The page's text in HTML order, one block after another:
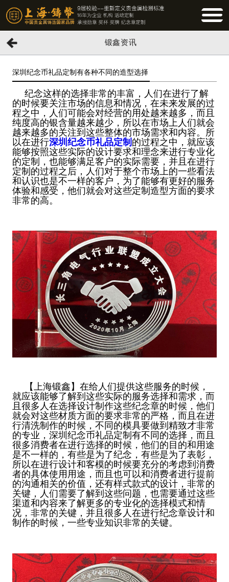
锻鑫资讯
深圳纪念币礼品定制有各种不同的造型选择
纪念这样的选择非常的丰富，人们在进行了解
的时候要关注市场的信息和情况，在未来发展的过
程之中，人们可能会对经营的用处越来越多，而且
纯度高的银含量越来越少，所以在市场上人们就会
越来越多的关注到这些整体的市场需求和内容。所
以在进行深圳纪念币礼品定制 的过程之中，就应该
能够按照这些实际的设计要求和理念来进行专业化
的定制，也能够满足客户的实际需要，并且在进行
定制的过程之后，人们对于整个市场上的一些看法
和认识也是不一样的客户，为了能够有更好的服务
体验和感受，他们就会对这些定制造型方面的要求
非常的高。
【上海锻鑫】在给人们提供这些服务的时候，
就应该能够了解到这些实际的服务选择和需求，而
且很多人在选择设计制作这些纪念章的时候，他们
就会对这些材质方面的要求非常的严格，而且在进
行清洗制作的时候，不同的模具要做到精致才非常
的专业，深圳纪念币礼品定制有不同的选择，而且
很多消费者在进行选择的时候，他们的目的和用途
是不一样的，有些是为了纪念，有些是为了表彰，
所以在进行设计和客模的时候要充分的考虑到消费
者的具体使用用途，而且也可以和消费者进行提前
的沟通相关的价值，还有样式款式的设计，非常的
关键，人们需要了解到这些问题，也需要通过这些
渠道和内容来了解更多的专业化的选择模式和情
况，非常的关键，并且很多人在进行纪念章设计和
制作的时候，一些专业知识非常的关键。